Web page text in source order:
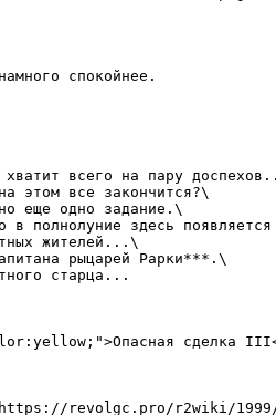
спокойнее.
всего на пару
этом все закончится?\
еще одно задание.\
полнолуние здесь
жителей...\
рыцарей Рарки***.\
старца...
сделка
revolgc.pro/r2wiki/